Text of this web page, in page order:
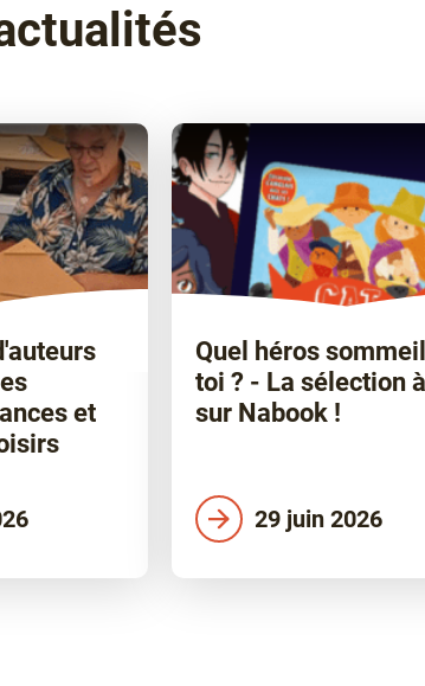
et
Quel héros
toi ? - La sélection
sur Nabook !
29 juin 2026